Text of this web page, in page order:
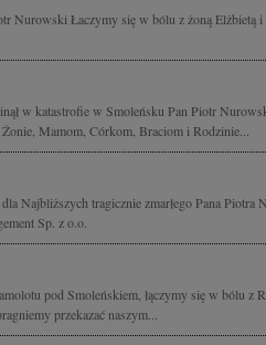
Nurowski Łaczymy się w bólu z żoną Elżbietą i
w katastrofie w Smoleńsku Pan Piotr
Mamom, Córkom, Braciom i Rodzinie...
Najbliższych tragicznie zmarłego Pana Piotra
Sp. z o.o.
pod Smoleńskiem, łączymy się w bólu z
przekazać naszym...